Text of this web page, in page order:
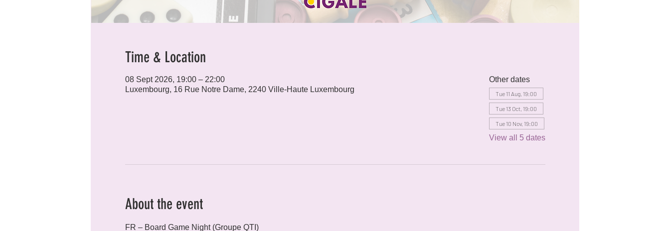
Time & Location
08 Sept 2026, 19:00 – 22:00
Luxembourg, 16 Rue Notre Dame, 2240 Ville-Haute Luxembourg
Other dates
Tue 11 Aug, 19:00
Tue 13 Oct, 19:00
Tue 10 Nov, 19:00
View all 5 dates
About the event
FR – Board Game Night (Groupe QTI)